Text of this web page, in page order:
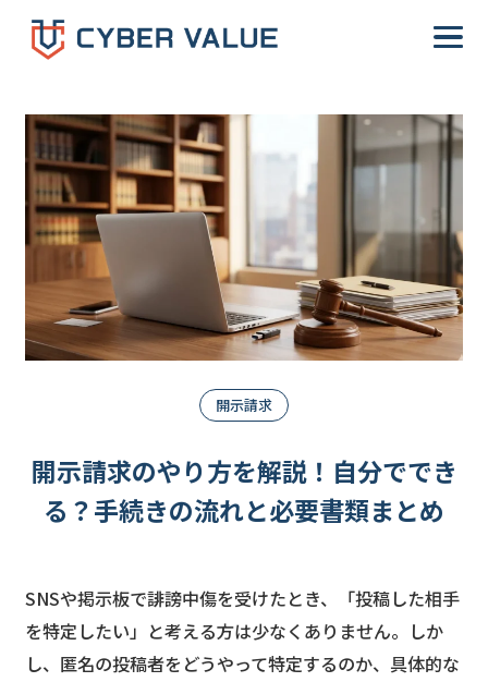
開示請求
開示請求のやり方を解説！自分ででき
る？手続きの流れと必要書類まとめ
SNSや掲示板で誹謗中傷を受けたとき、「投稿した相手
を特定したい」と考える方は少なくありません。しか
し、匿名の投稿者をどうやって特定するのか、具体的な